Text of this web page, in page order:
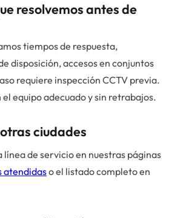
resolvemos antes de
tiempos de respuesta,
disposición, accesos en conjuntos
requiere inspección CCTV previa.
equipo adecuado y sin retrabajos.
ciudades
línea de servicio en nuestras páginas
atendidaso el listado completo en